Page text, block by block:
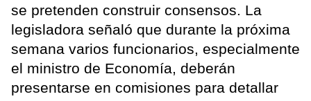
se pretenden construir consensos. La
legisladora señaló que durante la próxima
semana varios funcionarios, especialmente
el ministro de Economía, deberán
presentarse en comisiones para detallar